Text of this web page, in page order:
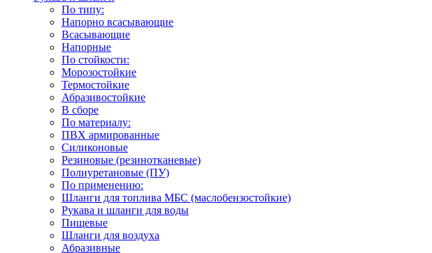
По типу:
Напорно всасывающие
Всасывающие
Напорные
По стойкости:
Морозостойкие
Термостойкие
Абразивостойкие
В сборе
По материалу:
ПВХ армированные
Силиконовые
Резиновые (резинотканевые)
Полиуретановые (ПУ)
По применению:
Шланги для топлива МБС (маслобензостойкие)
Рукава и шланги для воды
Пищевые
Шланги для воздуха
Абразивные